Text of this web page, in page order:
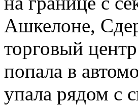
Ашкелоне,
торговый
попала в
упала рядом с